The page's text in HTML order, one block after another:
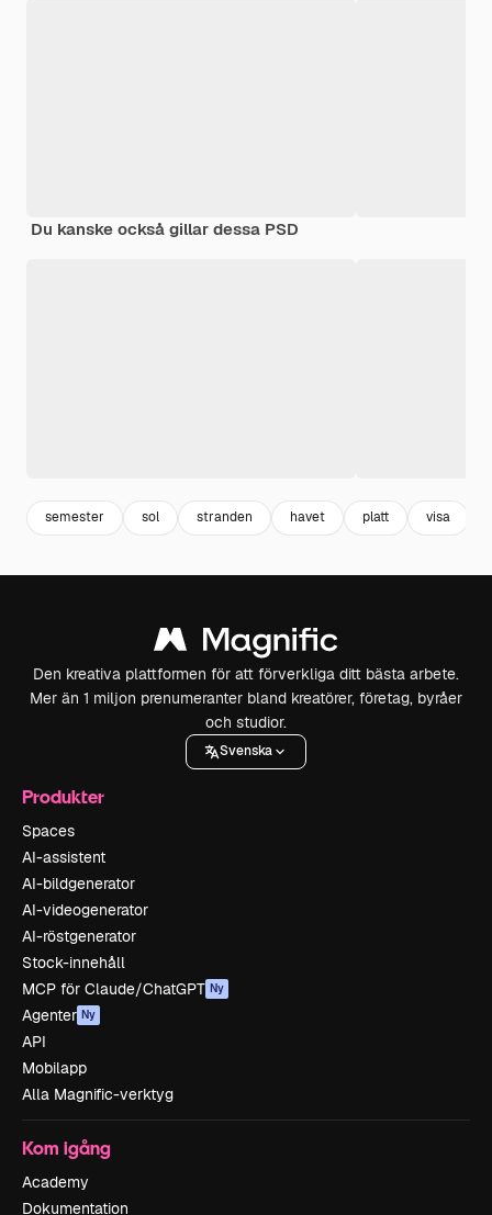
Du kanske också gillar dessa PSD
semester sol stranden havet platt visa
Den kreativa plattformen för att förverkliga ditt bästa arbete.
Mer än 1 miljon prenumeranter bland kreatörer, företag, byråer
och studior.
Svenska
Produkter
Spaces
AI-assistent
AI-bildgenerator
AI-videogenerator
AI-röstgenerator
Stock-innehåll
MCP för Claude/ChatGPT Ny
Agenter Ny
API
Mobilapp
Alla Magnific-verktyg
Kom igång
Academy
Dokumentation